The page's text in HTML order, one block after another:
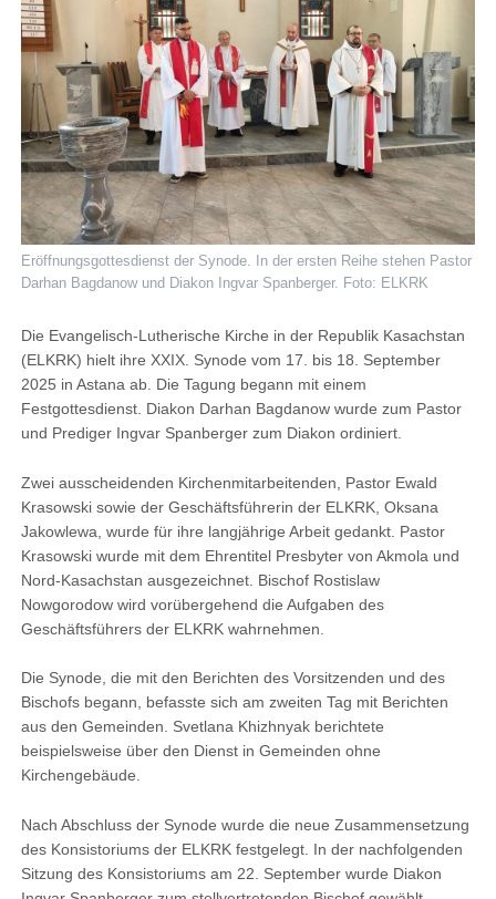
Eröffnungsgottesdienst der Synode. In der ersten Reihe stehen Pastor
Darhan Bagdanow und Diakon Ingvar Spanberger. Foto: ELKRK
Die Evangelisch-Lutherische Kirche in der Republik Kasachstan
(ELKRK) hielt ihre XXIX. Synode vom 17. bis 18. September
2025 in Astana ab. Die Tagung begann mit einem
Festgottesdienst. Diakon Darhan Bagdanow wurde zum Pastor
und Prediger Ingvar Spanberger zum Diakon ordiniert.
Zwei ausscheidenden Kirchenmitarbeitenden, Pastor Ewald
Krasowski sowie der Geschäftsführerin der ELKRK, Oksana
Jakowlewa, wurde für ihre langjährige Arbeit gedankt. Pastor
Krasowski wurde mit dem Ehrentitel Presbyter von Akmola und
Nord-Kasachstan ausgezeichnet. Bischof Rostislaw
Nowgorodow wird vorübergehend die Aufgaben des
Geschäftsführers der ELKRK wahrnehmen.
Die Synode, die mit den Berichten des Vorsitzenden und des
Bischofs begann, befasste sich am zweiten Tag mit Berichten
aus den Gemeinden. Svetlana Khizhnyak berichtete
beispielsweise über den Dienst in Gemeinden ohne
Kirchengebäude.
Nach Abschluss der Synode wurde die neue Zusammensetzung
des Konsistoriums der ELKRK festgelegt. In der nachfolgenden
Sitzung des Konsistoriums am 22. September wurde Diakon